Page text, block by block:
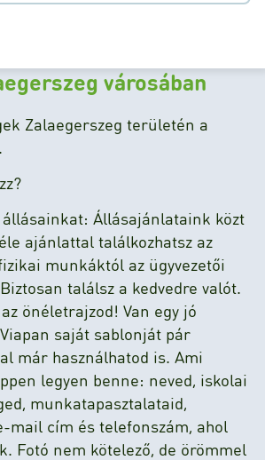
városában
Zalaegerszeg területén a
állásainkat: Állásajánlataink közt
ajánlattal találkozhatsz az
munkáktól az ügyvezetői
találsz a kedvedre valót.
önéletrajzod! Van egy jó
saját sablonját pár
már használhatod is. Ami
legyen benne: neved, iskolai
munkatapasztalataid,
mail cím és telefonszám, ahol
Fotó nem kötelező, de örömmel